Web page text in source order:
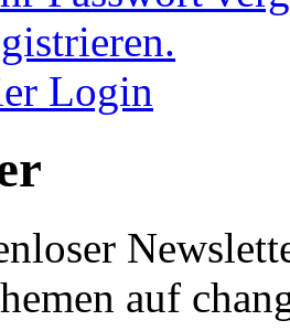
Login
auf